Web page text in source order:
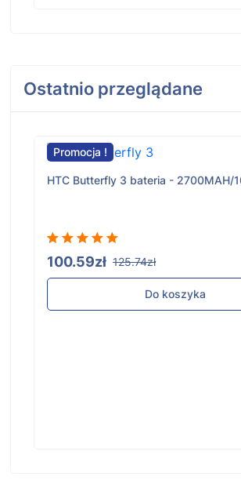
Ostatnio przeglądane
Promocja !
HTC Butterfly 3 bateria - 2700MAH/
100.59zł 125.74zł
Do koszyka